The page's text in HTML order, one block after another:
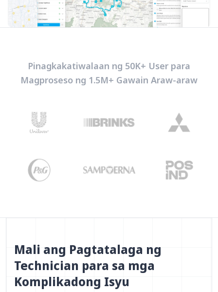
Pinagkakatiwalaan ng 50K+ User para
Magproseso ng 1.5M+ Gawain Araw-araw
Mali ang Pagtatalaga ng
Technician para sa mga
Komplikadong Isyu